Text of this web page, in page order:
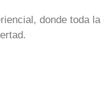
donde toda la